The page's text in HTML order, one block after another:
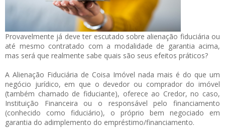
Provavelmente já deve ter escutado sobre alienação fiduciária ou
até mesmo contratado com a modalidade de garantia acima,
mas será que realmente sabe quais são seus efeitos práticos?
A Alienação Fiduciária de Coisa Imóvel nada mais é do que um
negócio jurídico, em que o devedor ou comprador do imóvel
(também chamado de fiduciante), oferece ao Credor, no caso,
Instituição Financeira ou o responsável pelo financiamento
(conhecido como fiduciário), o próprio bem negociado em
garantia do adimplemento do empréstimo/financiamento.